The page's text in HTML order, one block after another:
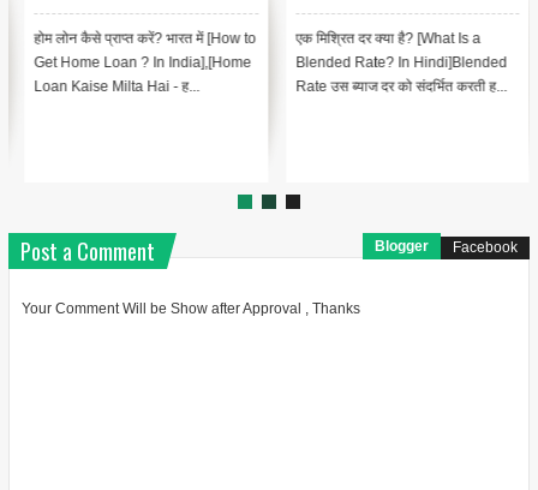
एक मिश्रित दर क्या है? [What Is a
Blended Rate? In Hindi]Blended
Rate उस ब्याज दर को संदर्भित करती ह...
(BCL) क्या है?
बैंक पुष्टि पत्र (बीसीएल) क्या है? [What is
Bank Confirmation Letter (BCL)?
Post a Comment Blogger Facebook
Your Comment Will be Show after Approval , Thanks